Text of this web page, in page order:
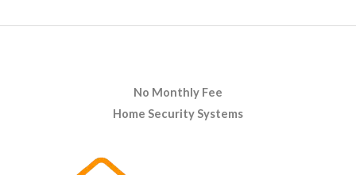
No Monthly Fee
Home Security Systems